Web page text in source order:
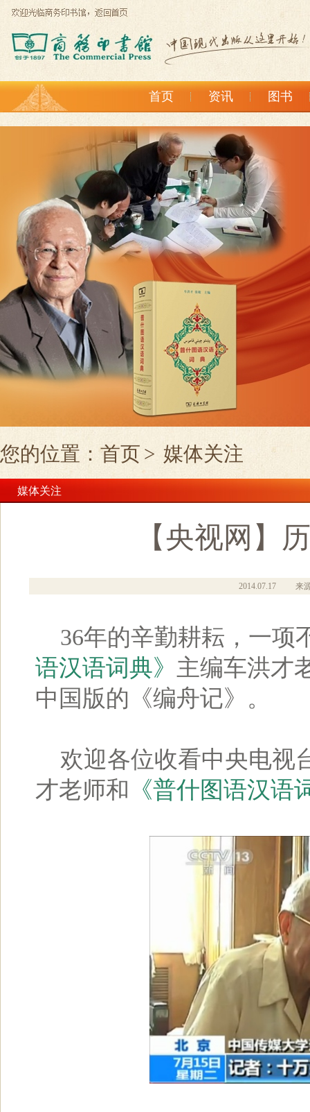
首页 资讯 图书
您的位置： 首页 > 媒体关注
媒体关注
【央视网】
2014.07.17 来
36年的辛勤耕耘，一项
语汉语词典》 主编车洪才
中国版的《编舟记》。
欢迎各位收看中央电视
才老师和 《普什图语汉语